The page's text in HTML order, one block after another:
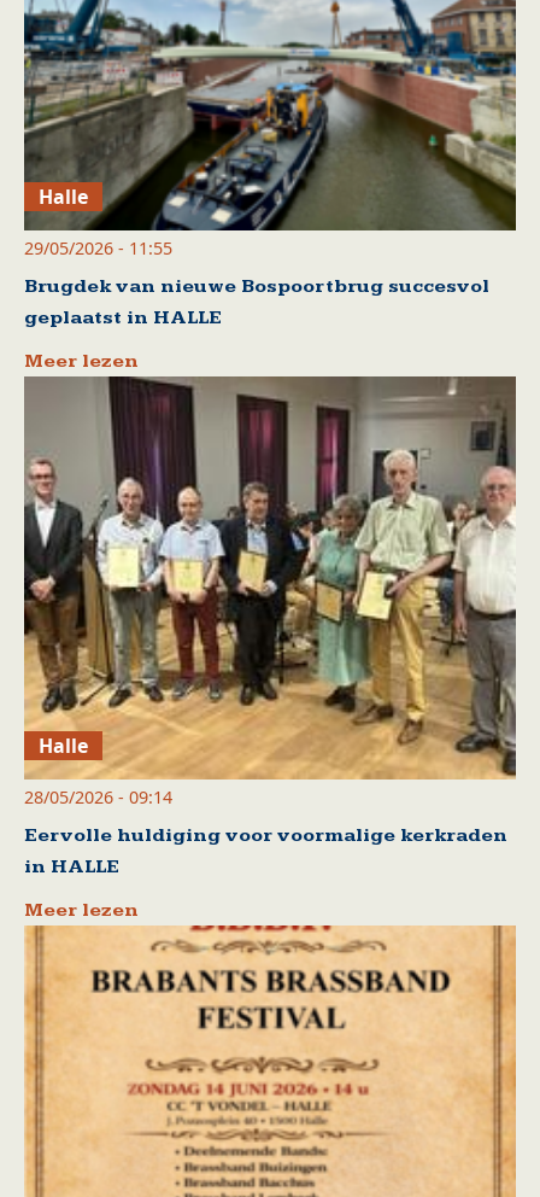
Halle
29/05/2026 - 11:55
Brugdek van nieuwe Bospoortbrug succesvol
geplaatst in HALLE
Meer lezen
Halle
28/05/2026 - 09:14
Eervolle huldiging voor voormalige kerkraden
in HALLE
Meer lezen